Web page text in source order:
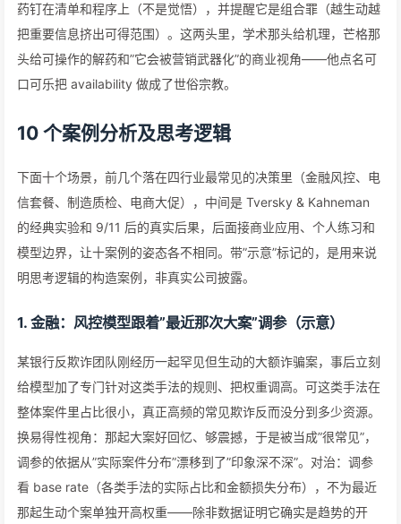
药钉在清单和程序上（不是觉悟），并提醒它是组合罪（越生动越
把重要信息挤出可得范围）。这两头里，学术那头给机理，芒格那
头给可操作的解药和”它会被营销武器化”的商业视角——他点名可
口可乐把 availability 做成了世俗宗教。
10 个案例分析及思考逻辑
下面十个场景，前几个落在四行业最常见的决策里（金融风控、电
信套餐、制造质检、电商大促），中间是 Tversky & Kahneman
的经典实验和 9/11 后的真实后果，后面接商业应用、个人练习和
模型边界，让十案例的姿态各不相同。带”示意”标记的，是用来说
明思考逻辑的构造案例，非真实公司披露。
1. 金融：风控模型跟着”最近那次大案”调参（示意）
某银行反欺诈团队刚经历一起罕见但生动的大额诈骗案，事后立刻
给模型加了专门针对这类手法的规则、把权重调高。可这类手法在
整体案件里占比很小，真正高频的常见欺诈反而没分到多少资源。
换易得性视角：那起大案好回忆、够震撼，于是被当成”很常见”，
调参的依据从”实际案件分布”漂移到了”印象深不深”。对治：调参
看 base rate（各类手法的实际占比和金额损失分布），不为最近
那起生动个案单独开高权重——除非数据证明它确实是趋势的开